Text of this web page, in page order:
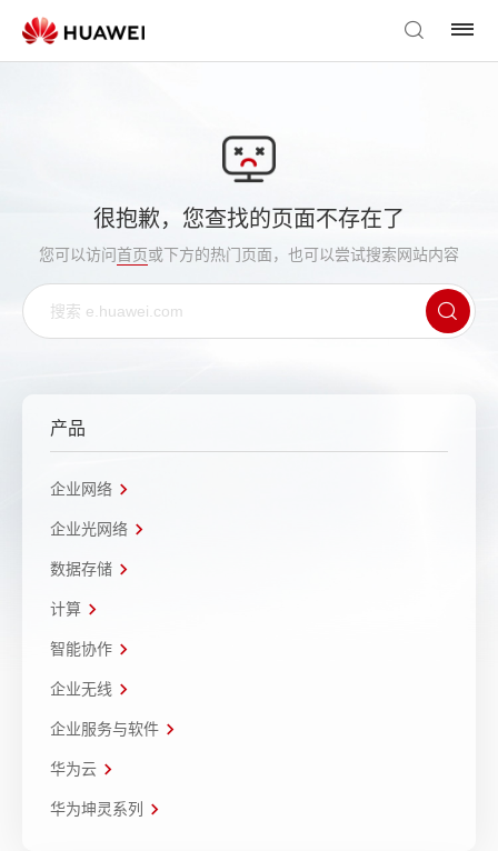
很抱歉，您查找的页面不存在了
您可以访问首页或下方的热门页面，也可以尝试搜索网站内容
产品
企业网络
企业光网络
数据存储
计算
智能协作
企业无线
企业服务与软件
华为云
华为坤灵系列